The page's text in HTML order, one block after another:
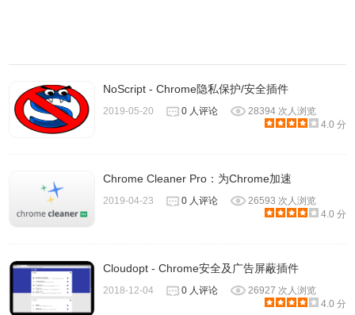
NoScript - Chrome隐私保护/安全插件
2019-05-20 0 人评论
28394 次人浏览
4.0 分
Chrome Cleaner Pro：为Chrome加速
2019-04-23 0 人评论
26593 次人浏览
4.0 分
Cloudopt - Chrome安全及广告屏蔽插件
2018-12-04 0 人评论
26927 次人浏览
4.0 分